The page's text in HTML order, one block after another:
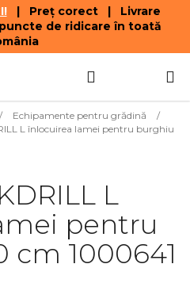
| Preț corect | Livrare
de ridicare în toată
DE
/ Echipamente pentru grădină
/
L înlocuirea lamei pentru burghiu
L
pentru
cm 1000641